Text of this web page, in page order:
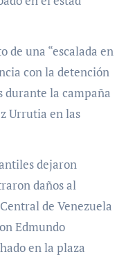
una “escalada en
con la detención
durante la campaña
Urrutia en las
dejaron
daños al
de Venezuela
Edmundo
en la plaza